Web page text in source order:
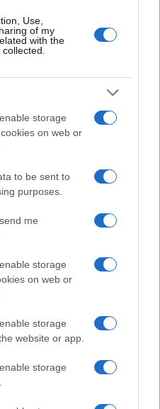
Use,
of my
with the
storage
on web or
to be sent to
purposes.
me
storage
on web or
storage
website or app.
storage
Németország a
lesz Izrael
nukleáris
hogy
tervét az
De a megújuló
ki elég gyorsan
energiatermelésben
Frank, aki
is, hogy Merkel
Áramlat vezeték
volt, hogy
hogy fizetnie kellene
Ukrajnának és
iránytűje
– kérdezi